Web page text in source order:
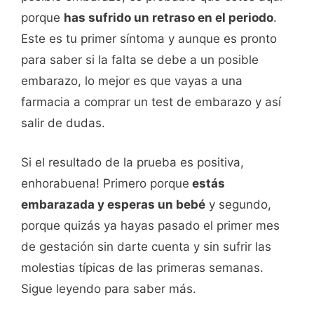
porque has sufrido un retraso en el periodo.
Este es tu primer síntoma y aunque es pronto
para saber si la falta se debe a un posible
embarazo, lo mejor es que vayas a una
farmacia a comprar un test de embarazo y así
salir de dudas.
Si el resultado de la prueba es positiva,
enhorabuena! Primero porque estás
embarazada y esperas un bebé y segundo,
porque quizás ya hayas pasado el primer mes
de gestación sin darte cuenta y sin sufrir las
molestias típicas de las primeras semanas.
Sigue leyendo para saber más.